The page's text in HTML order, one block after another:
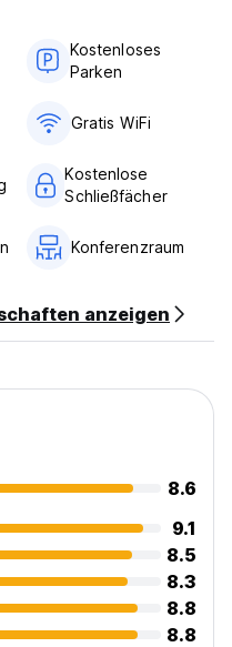
Kostenloses
Parken
Gratis WiFi
Kostenlose
Schließfächer
Konferenzraum
anzeigen
8.6
9.1
8.5
8.3
8.8
8.8